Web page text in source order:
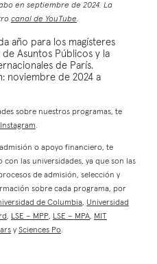
en septiembre de 2024. La
canal de YouTube.
año para los magísteres
Asuntos Públicos y la
de París.
noviembre de 2024 a
sobre nuestros programas, te
Instagram.
o apoyo financiero, te
las universidades, ya que son las
de admisión, selección y
sobre cada programa, por
de Columbia, Universidad
, LSE – MPP, LSE – MPA, MIT
y Sciences Po.